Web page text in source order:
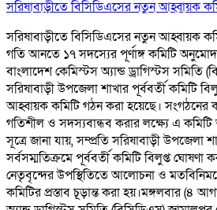
সরিষাবাড়ীতে বিসিডিএসের নতুন আহ্বায়ক
সরিষাবাড়ীতে বিসিডিএসের নতুন আহ্বায়ক
গতি আনতে ১৭ সদস্যের পূর্ণাঙ্গ কমিটি
বাংলাদেশ কেমিস্টস অ্যান্ড ড্রাগিস্টস সমিতি
সরিষাবাড়ী উপজেলা শাখার পূর্ববর্তী কমিটি
আহ্বায়ক কমিটি গঠন করা হয়েছে। সংগঠনের
গতিশীল ও সদস্যবান্ধব করার লক্ষ্যে এ
সূত্রে জানা যায়, সম্প্রতি সরিষাবাড়ী উপজেলা
সর্বসম্মতিক্রমে পূর্ববর্তী কমিটি বিলুপ্ত ঘোষণা
নেতৃবৃন্দের উপস্থিতিতে আলোচনা ও
কমিটির প্রস্তাব চূড়ান্ত করা হয়।মঙ্গলবার (৪